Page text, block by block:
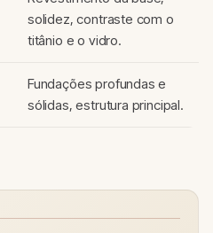
solidez, contraste com o
titânio e o vidro.
Fundações profundas e
sólidas, estrutura principal.